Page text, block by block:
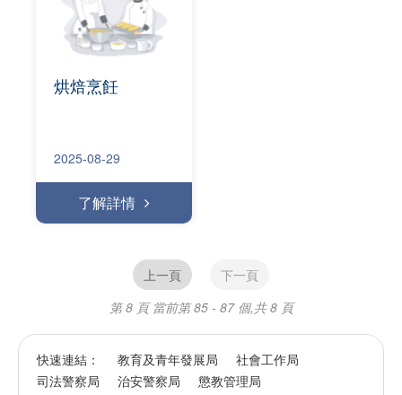
烘焙烹飪
2025-08-29
了解詳情
上一頁
下一頁
第 8 頁 當前第 85 - 87 個,共 8 頁
快速連結： 教育及青年發展局
社會工作局
司法警察局
治安警察局 懲教管理局